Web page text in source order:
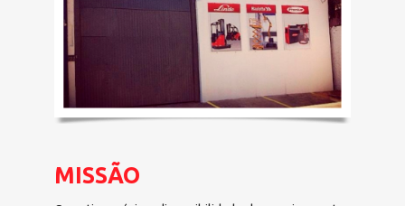
MISSÃO